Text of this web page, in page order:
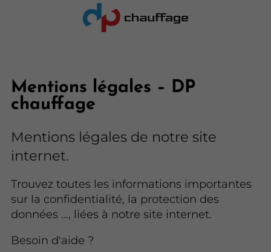
Mentions légales – DP
chauffage
Mentions légales de notre site
internet.
Trouvez toutes les informations importantes
sur la confidentialité, la protection des
données ..., liées à notre site internet.
Besoin d'aide ?